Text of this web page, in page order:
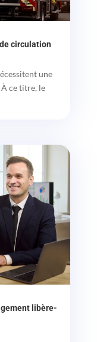
circulation
une
ce titre, le
libère-